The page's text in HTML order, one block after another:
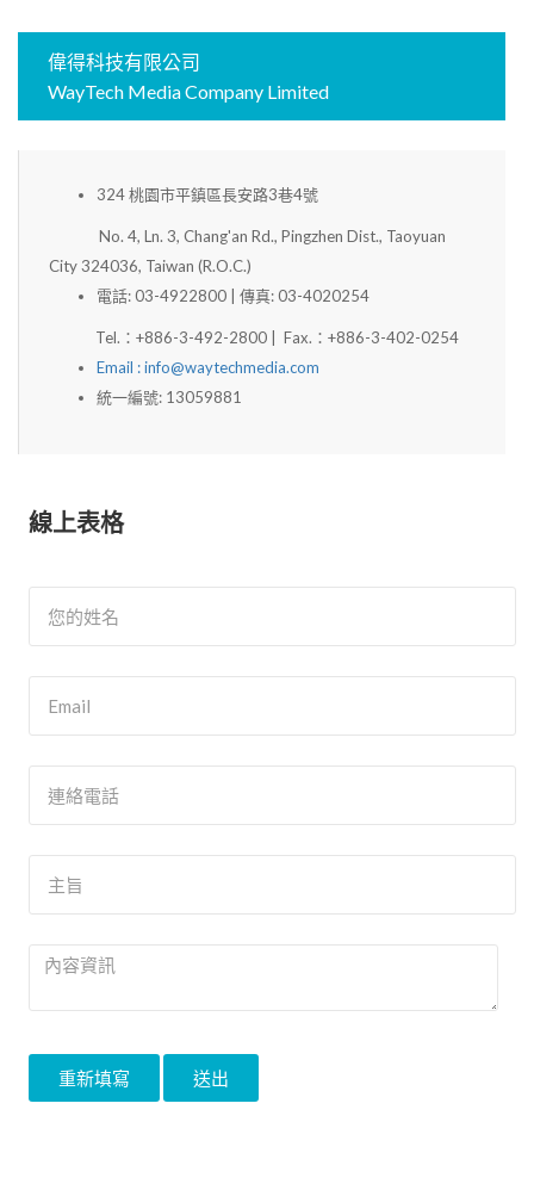
偉得科技有限公司
WayTech Media Company Limited
324 桃園市平鎮區長安路3巷4號
No. 4, Ln. 3, Chang'an Rd., Pingzhen Dist., Taoyuan
City 324036, Taiwan (R.O.C.)
電話: 03-4922800 | 傳真: 03-4020254
Tel.：+886-3-492-2800 | Fax.：+886-3-402-0254
Email :info@waytechmedia.com
統一編號: 13059881
線上表格
重新填寫 送出